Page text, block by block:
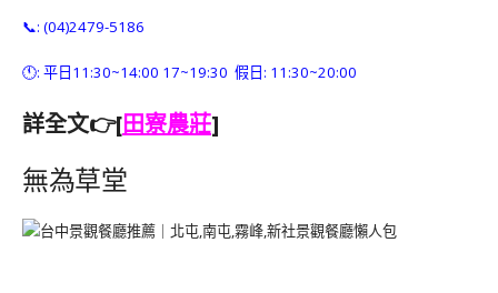
📞: (04)2479-5186
🕚: 平日11:30~14:00 17~19:30 假日: 11:30~20:00
詳全文👉[田寮農莊]
無為草堂